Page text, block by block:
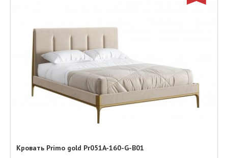
Кровать Primo gold Pr051A-160-G-B01